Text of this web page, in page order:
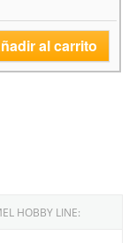
al carrito
HOBBY LINE: